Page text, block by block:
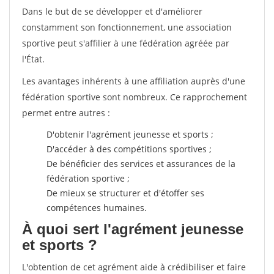
Dans le but de se développer et d'améliorer
constamment son fonctionnement, une association
sportive peut s'affilier à une fédération agréée par
l'État.
Les avantages inhérents à une affiliation auprès d'une
fédération sportive sont nombreux. Ce rapprochement
permet entre autres :
D'obtenir l'agrément jeunesse et sports ;
D'accéder à des compétitions sportives ;
De bénéficier des services et assurances de la
fédération sportive ;
De mieux se structurer et d'étoffer ses
compétences humaines.
À quoi sert l'agrément jeunesse
et sports ?
L'obtention de cet agrément aide à crédibiliser et faire